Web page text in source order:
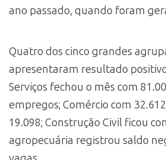
ano passado, quando foram
Quatro dos cinco grandes
apresentaram resultado
Serviços fechou o mês com
empregos; Comércio com
19.098; Construção Civil ficou
agropecuária registrou saldo